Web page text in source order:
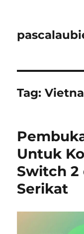
Tag:
Untuk
Switch 2
Serikat